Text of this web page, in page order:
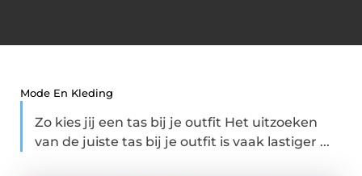
Mode En Kleding
Zo kies jij een tas bij je outfit Het uitzoeken
van de juiste tas bij je outfit is vaak lastiger ...